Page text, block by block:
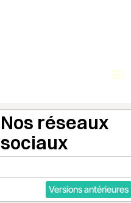
Nos réseaux
sociaux
Versions antérieures